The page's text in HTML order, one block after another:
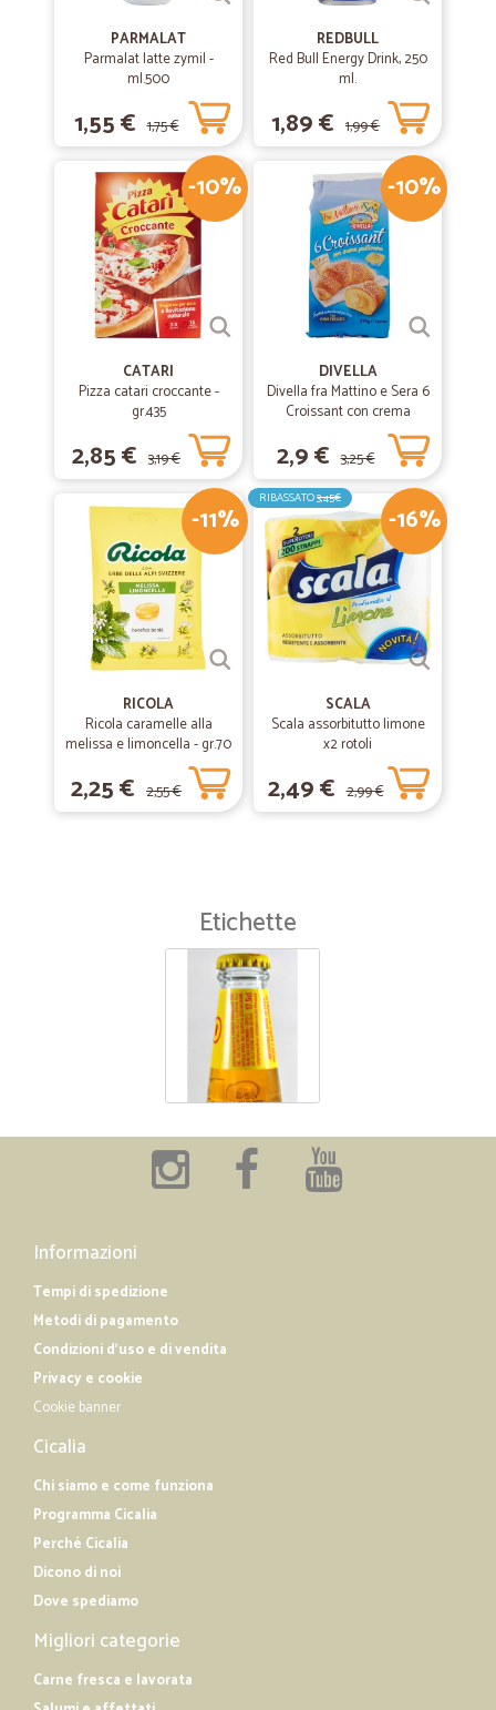
PARMALAT
Parmalat latte zymil -
ml.500
1,55 € 1,75 €
REDBULL
Red Bull Energy Drink, 250
ml.
1,89 € 1,99 €
-10%
CATARI
Pizza catari croccante -
gr.435
2,85 € 3,19 €
-10%
DIVELLA
Divella fra Mattino e Sera 6
Croissant con crema
pasticcera 270 gr.
2,9 € 3,25 €
-11%
RICOLA
Ricola caramelle alla
melissa e limoncella - gr.70
2,25 € 2,55 €
-16%
RIBASSATO3,45€
SCALA
Scala assorbitutto limone
x2 rotoli
2,49 € 2,99 €
Etichette
Informazioni
Tempi di spedizione
Metodi di pagamento
Condizioni d'uso e di vendita
Privacy e cookie
Cookie banner
Cicalia
Chi siamo e come funziona
Programma Cicalia
Perché Cicalia
Dicono di noi
Dove spediamo
Migliori categorie
Carne fresca e lavorata